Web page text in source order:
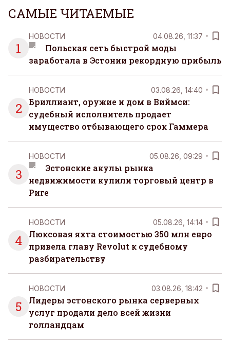
САМЫЕ ЧИТАЕМЫЕ
1
НОВОСТИ 04.08.26, 11:37
Польская сеть быстрой моды
заработала в Эстонии рекордную прибыль
2
НОВОСТИ 03.08.26, 14:40
Бриллиант, оружие и дом в Виймси:
судебный исполнитель продает
имущество отбывающего срок Гаммера
3
НОВОСТИ 05.08.26, 09:29
Эстонские акулы рынка
недвижимости купили торговый центр в
Риге
4
НОВОСТИ 05.08.26, 14:14
Люксовая яхта стоимостью 350 млн евро
привела главу Revolut к судебному
разбирательству
5
НОВОСТИ 03.08.26, 18:42
Лидеры эстонского рынка серверных
услуг продали дело всей жизни
голландцам